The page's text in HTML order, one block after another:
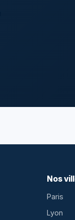
Nos
Paris
Lyon